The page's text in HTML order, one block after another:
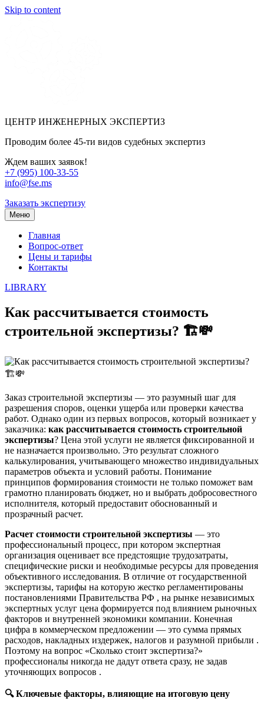
Skip to content
ЦЕНТР ИНЖЕНЕРНЫХ ЭКСПЕРТИЗ
Проводим более 45-ти видов судебных экспертиз
Ждем ваших заявок!
+7 (995) 100-33-55
info@fse.ms
Заказать экспертизу
Меню
Главная
Вопрос-ответ
Цены и тарифы
Контакты
LIBRARY
Как рассчитывается стоимость
строительной экспертизы? 🏗️💸
Заказ строительной экспертизы — это разумный шаг для
разрешения споров, оценки ущерба или проверки качества
работ. Однако один из первых вопросов, который возникает у
заказчика: как рассчитывается стоимость строительной
экспертизы? Цена этой услуги не является фиксированной и
не назначается произвольно. Это результат сложного
калькулирования, учитывающего множество индивидуальных
параметров объекта и условий работы. Понимание
принципов формирования стоимости не только поможет вам
грамотно планировать бюджет, но и выбрать добросовестного
исполнителя, который предоставит обоснованный и
прозрачный расчет.
Расчет стоимости строительной экспертизы — это
профессиональный процесс, при котором экспертная
организация оценивает все предстоящие трудозатраты,
специфические риски и необходимые ресурсы для проведения
объективного исследования. В отличие от государственной
экспертизы, тарифы на которую жестко регламентированы
постановлениями Правительства РФ , на рынке независимых
экспертных услуг цена формируется под влиянием рыночных
факторов и внутренней экономики компании. Конечная
цифра в коммерческом предложении — это сумма прямых
расходов, накладных издержек, налогов и разумной прибыли .
Поэтому на вопрос «Сколько стоит экспертиза?»
профессионалы никогда не дадут ответа сразу, не задав
уточняющих вопросов .
🔍Ключевые факторы, влияющие на итоговую цену